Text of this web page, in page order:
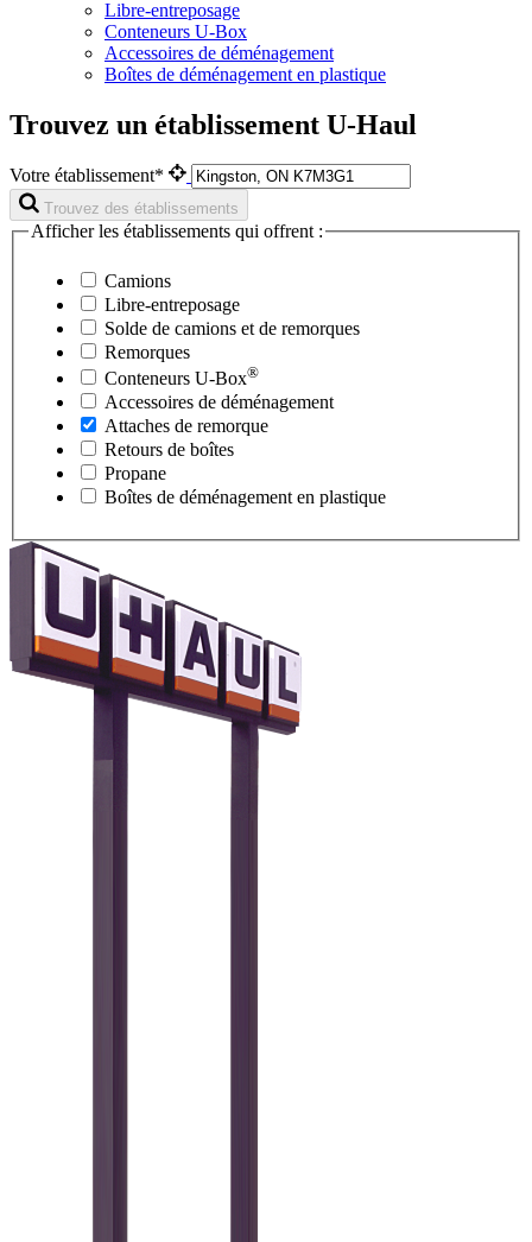
Libre-entreposage
Conteneurs U-Box
Accessoires de déménagement
Boîtes de déménagement en plastique
Trouvez un établissement U-Haul
Votre établissement*
Trouvez des établissements
Afficher les établissements qui offrent :
Camions
Libre-entreposage
Solde de camions et de remorques
Remorques
Conteneurs U-Box®
Accessoires de déménagement
Attaches de remorque
Retours de boîtes
Propane
Boîtes de déménagement en plastique